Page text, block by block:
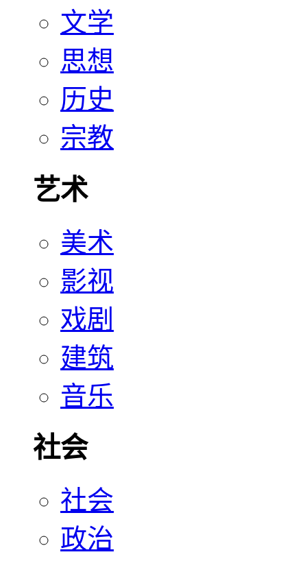
文学
思想
历史
宗教
艺术
美术
影视
戏剧
建筑
音乐
社会
社会
政治